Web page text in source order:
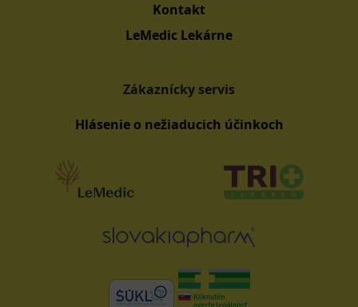
Kontakt
LeMedic Lekárne
Zákaznícky servis
Hlásenie o nežiaducich účinkoch